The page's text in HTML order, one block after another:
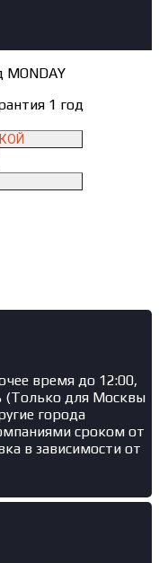
1 год
время до 12:00,
(Только для Москвы
города
сроком от
в зависимости от